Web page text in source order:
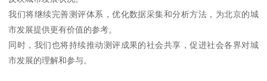
我们将继续完善测评体系，优化数据采集和分析方法，为北京的城
市发展提供更有价值的参考。
同时，我们也将持续推动测评成果的社会共享，促进社会各界对城
市发展的理解和参与。